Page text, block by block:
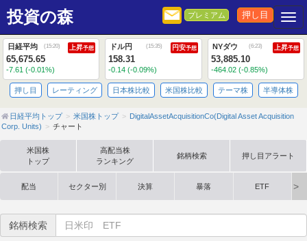
投資の森 プレミアム 押し目
日経平均 (15:20) 上昇予想
65,675.65
-7.61 (-0.01%)
ドル円 (15:35) 円安予想
158.31
-0.14 (-0.09%)
NYダウ (6:23) 上昇予想
53,885.10
-464.02 (-0.85%)
押し目 レーティング 日本株比較 米国株比較 テーマ株 半導体株
日経平均トップ 米国株トップ
DigitalAssetAcquisitionCo(Digital Asset Acquisition
Corp. Units)
チャート
米国株
トップ
高配当株
ランキング
銘柄検索 押し目アラート
配当 セクター別 決算 暴落 ETF
銘柄検索